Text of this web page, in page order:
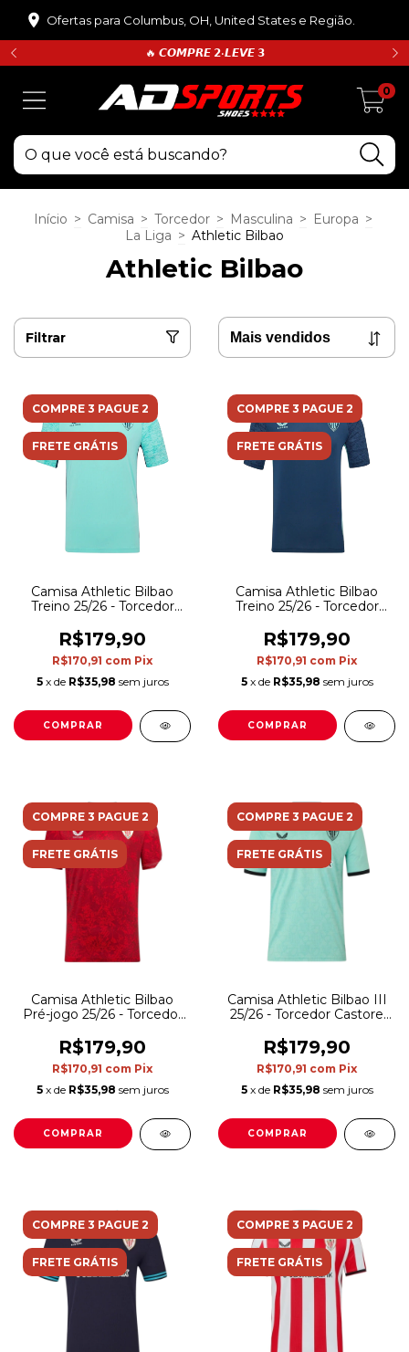
Ofertas para Columbus, OH, United States e Região.
🔥 𝘾𝙊𝙈𝙋𝙍𝙀 𝟮•𝙇𝙀𝙑𝙀 𝟯
0
Início > Camisa > Torcedor > Masculina > Europa >
La Liga > Athletic Bilbao
Athletic Bilbao
Filtrar
COMPRE 3 PAGUE 2
FRETE GRÁTIS
Camisa Athletic Bilbao
Treino 25/26 - Torcedor
R$179,90
R$170,91 com Pix
5 x de R$35,98 sem juros
COMPRAR
COMPRE 3 PAGUE 2
FRETE GRÁTIS
Camisa Athletic Bilbao
Treino 25/26 - Torcedor
R$179,90
R$170,91 com Pix
5 x de R$35,98 sem juros
COMPRAR
COMPRE 3 PAGUE 2
FRETE GRÁTIS
Camisa Athletic Bilbao
Pré-jogo 25/26 - Torcedor
Vermelha e branca
R$179,90
R$170,91 com Pix
5 x de R$35,98 sem juros
COMPRAR
COMPRE 3 PAGUE 2
FRETE GRÁTIS
Camisa Athletic Bilbao III
25/26 - Torcedor Castore
R$179,90
R$170,91 com Pix
5 x de R$35,98 sem juros
COMPRAR
COMPRE 3 PAGUE 2
FRETE GRÁTIS
COMPRE 3 PAGUE 2
FRETE GRÁTIS